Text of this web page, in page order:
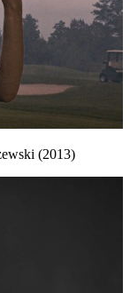
(2013)